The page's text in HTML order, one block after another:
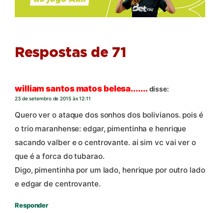
Respostas de 71
william santos matos belesa.......disse:
23 de setembro de 2015 às 12:11
Quero ver o ataque dos sonhos dos bolivianos. pois é
o trio maranhense: edgar, pimentinha e henrique
sacando valber e o centrovante. ai sim vc vai ver o
que é a forca do tubarao.
Digo, pimentinha por um lado, henrique por outro lado
e edgar de centrovante.
Responder